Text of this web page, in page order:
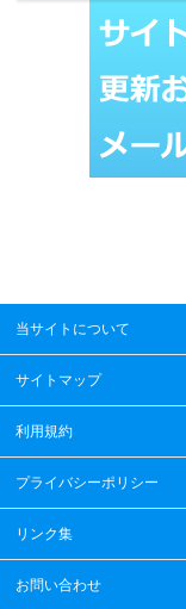
当サイトについて
サイトマップ
利用規約
プライバシーポリシー
リンク集
お問い合わせ